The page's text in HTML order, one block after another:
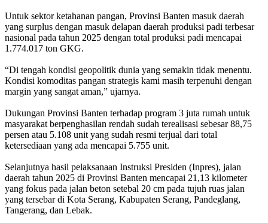
‎Untuk sektor ketahanan pangan, Provinsi Banten masuk daerah
yang surplus dengan masuk delapan daerah produksi padi terbesar
nasional pada tahun 2025 dengan total produksi padi mencapai
1.774.017 ton GKG.
‎“Di tengah kondisi geopolitik dunia yang semakin tidak menentu.
Kondisi komoditas pangan strategis kami masih terpenuhi dengan
margin yang sangat aman,” ujarnya.
‎Dukungan Provinsi Banten terhadap program 3 juta rumah untuk
masyarakat berpenghasilan rendah sudah terealisasi sebesar 88,75
persen atau 5.108 unit yang sudah resmi terjual dari total
ketersediaan yang ada mencapai 5.755 unit.
‎Selanjutnya hasil pelaksanaan Instruksi Presiden (Inpres), jalan
daerah tahun 2025 di Provinsi Banten mencapai 21,13 kilometer
yang fokus pada jalan beton setebal 20 cm pada tujuh ruas jalan
yang tersebar di Kota Serang, Kabupaten Serang, Pandeglang,
Tangerang, dan Lebak.